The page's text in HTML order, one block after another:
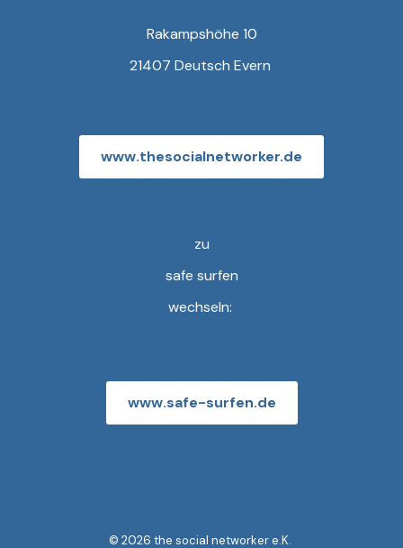
Rakampshöhe 10
21407 Deutsch Evern
www.thesocialnetworker.de
zu
safe surfen
wechseln:
www.safe-surfen.de
© 2026 the social networker e.K.